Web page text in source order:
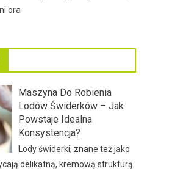
ora
Maszyna Do Robienia
Lodów Świderków – Jak
Powstaje Idealna
Konsystencja?
Lody świderki, znane też jako
delikatną, kremową strukturą